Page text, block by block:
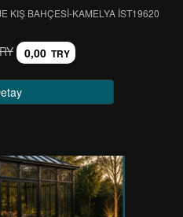
KIŞ BAHÇESİ-KAMELYA IST19620
0,00 TRY